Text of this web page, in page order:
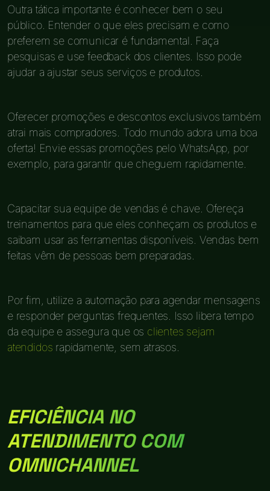
Outra tática importante é conhecer bem o seu
público. Entender o que eles precisam e como
preferem se comunicar é fundamental. Faça
pesquisas e use feedback dos clientes. Isso pode
ajudar a ajustar seus serviços e produtos.
Oferecer promoções e descontos exclusivos também
atrai mais compradores. Todo mundo adora uma boa
oferta! Envie essas promoções pelo WhatsApp, por
exemplo, para garantir que cheguem rapidamente.
Capacitar sua equipe de vendas é chave. Ofereça
treinamentos para que eles conheçam os produtos e
saibam usar as ferramentas disponíveis. Vendas bem
feitas vêm de pessoas bem preparadas.
Por fim, utilize a automação para agendar mensagens
e responder perguntas frequentes. Isso libera tempo
da equipe e assegura que os clientes sejam
atendidos rapidamente, sem atrasos.
EFICIÊNCIA NO
ATENDIMENTO COM
OMNICHANNEL